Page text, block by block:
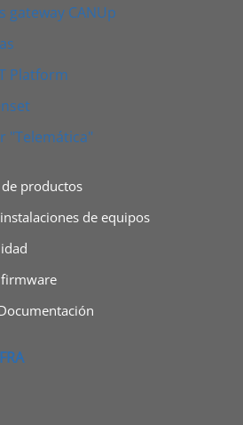
gateway CANUp
Platform
"Telemática"
productos
de equipos
FRA